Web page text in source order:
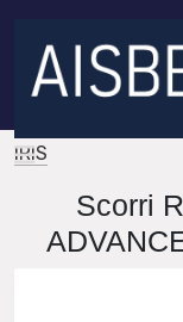
IRIS
Scorri